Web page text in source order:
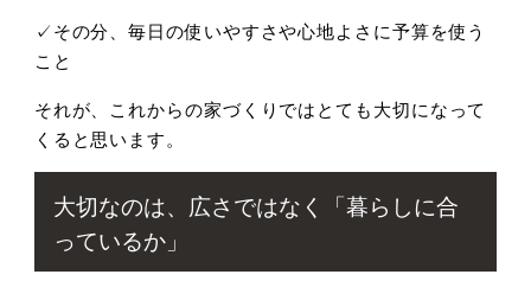
✓その分、毎日の使いやすさや心地よさに予算を使う
こと
それが、これからの家づくりではとても大切になって
くると思います。
大切なのは、広さではなく「暮らしに合
っているか」